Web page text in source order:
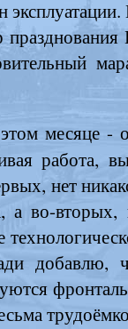
месяце -
работа,
нет
а во-
добавлю,